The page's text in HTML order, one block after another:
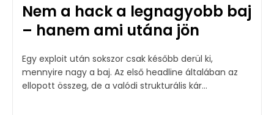
Nem a hack a legnagyobb baj
– hanem ami utána jön
Egy exploit után sokszor csak később derül ki,
mennyire nagy a baj. Az első headline általában az
ellopott összeg, de a valódi strukturális kár...